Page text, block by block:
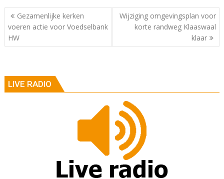
Berichtnavigatie
Gezamenlijke kerken
voeren actie voor Voedselbank
HW
Wijziging omgevingsplan voor
korte randweg Klaaswaal
klaar
LIVE RADIO